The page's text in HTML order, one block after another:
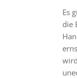
Es
die